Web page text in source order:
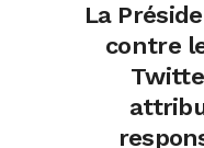
La
contre